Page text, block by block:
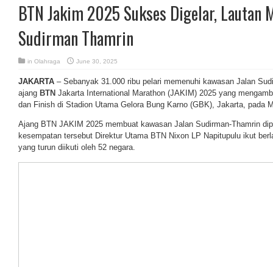
BTN Jakim 2025 Sukses Digelar, Lautan
Sudirman Thamrin
in Olahraga June 30, 2025
JAKARTA – Sebanyak 31.000 ribu pelari memenuhi kawasan Jalan
ajang BTN Jakarta International Marathon (JAKIM) 2025 yang
dan Finish di Stadion Utama Gelora Bung Karno (GBK), Jakarta, pada
Ajang BTN JAKIM 2025 membuat kawasan Jalan Sudirman-Thamrin
kesempatan tersebut Direktur Utama BTN Nixon LP Napitupulu ikut
yang turun diikuti oleh 52 negara.